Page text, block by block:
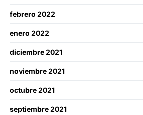
febrero 2022
enero 2022
diciembre 2021
noviembre 2021
octubre 2021
septiembre 2021